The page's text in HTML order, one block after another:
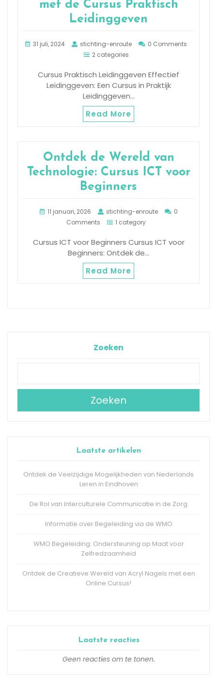
met de Cursus Praktisch
Leidinggeven
31 juli, 2024 stichting-enroute
0 Comments
2 categories
Cursus Praktisch Leidinggeven Effectief
Leidinggeven: Een Cursus in Praktijk
Leidinggeven…
Read More
Ontdek de Wereld van
Technologie: Cursus ICT voor
Beginners
11 januari, 2026 stichting-enroute
0
Comments
1 category
Cursus ICT voor Beginners Cursus ICT voor
Beginners: Ontdek de…
Read More
Zoeken
Zoeken
Laatste artikelen
Ontdek de Veelzijdige Mogelijkheden van Nederlands
Leren in Eindhoven
De Rol van Interculturele Communicatie in de Zorg
Informatie over Begeleiding via de WMO
WMO Begeleiding: Ondersteuning op Maat voor
Zelfredzaamheid
Ontdek de Creatieve Wereld van Acryl Nagels met een
Online Cursus!
Laatste reacties
Geen reacties om te tonen.